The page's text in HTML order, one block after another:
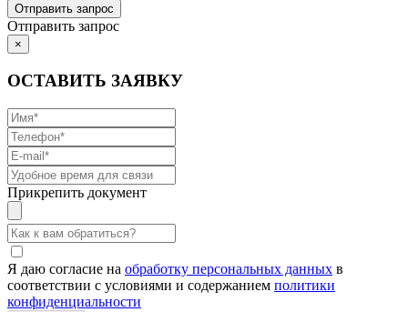
Отправить запрос
×
ОСТАВИТЬ ЗАЯВКУ
Прикрепить документ
Я даю согласие на обработку персональных данных в
соответствии с условиями и содержанием политики
конфиденциальности